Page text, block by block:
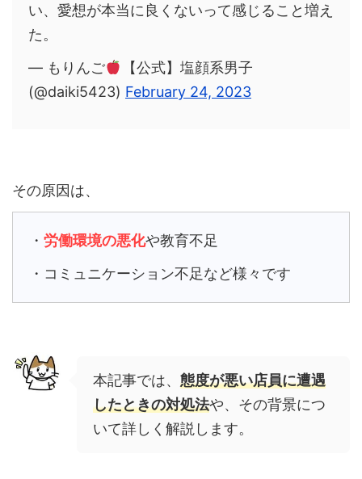
い、愛想が本当に良くないって感じること増え
た。
— もりんご
【公式】塩顔系男子
(@daiki5423) February 24, 2023
その原因は、
・ 労働環境の悪化や教育不足
・コミュニケーション不足など様々です
本記事では、 態度が悪い店員に遭遇
したときの対処法や、その背景につ
いて詳しく解説します。